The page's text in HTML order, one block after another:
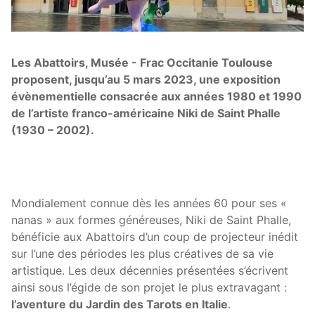
Les Abattoirs, Musée - Frac Occitanie Toulouse
proposent, jusqu’au 5 mars 2023, une exposition
évènementielle consacrée aux années 1980 et 1990
de l’artiste franco-américaine Niki de Saint Phalle
(1930 – 2002).
Mondialement connue dès les années 60 pour ses «
nanas » aux formes généreuses, Niki de Saint Phalle,
bénéficie aux Abattoirs d’un coup de projecteur inédit
sur l’une des périodes les plus créatives de sa vie
artistique. Les deux décennies présentées s’écrivent
ainsi sous l’égide de son projet le plus extravagant :
l’aventure du Jardin des Tarots en Italie.